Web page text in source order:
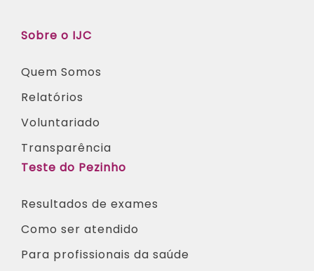
Sobre o IJC
Quem Somos
Relatórios
Voluntariado
Transparência
Teste do Pezinho
Resultados de exames
Como ser atendido
Para profissionais da saúde​